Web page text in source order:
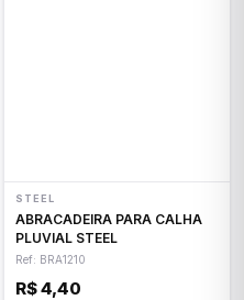
STEEL
ABRACADEIRA PARA CALHA
PLUVIAL STEEL
Ref: BRA1210
R$ 4,40